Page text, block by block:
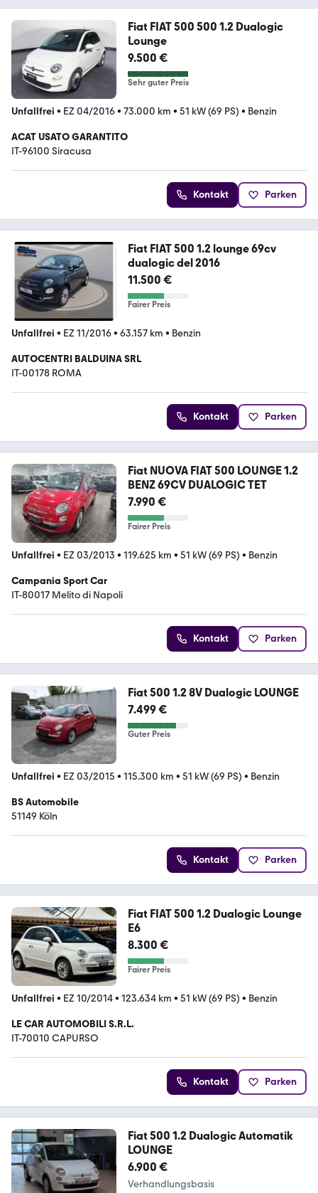
Fiat FIAT 500 500 1.2 Dualogic
Lounge
9.500 €
Sehr guter Preis
Unfallfrei • EZ 04/2016• 73.000 km • 51 kW (69 PS) • Benzin
ACAT USATO GARANTITO
IT-96100 Siracusa
Kontakt Parken
Fiat FIAT 500 1.2 lounge 69cv
dualogic del 2016
11.500 €
Fairer Preis
Unfallfrei • EZ 11/2016• 63.157 km • Benzin
AUTOCENTRI BALDUINA SRL
IT-00178 ROMA
Kontakt Parken
Fiat NUOVA FIAT 500 LOUNGE 1.2
BENZ 69CV DUALOGIC TET
7.990 €
Fairer Preis
Unfallfrei • EZ 03/2013 • 119.625 km • 51 kW (69 PS) • Benzin
Campania Sport Car
IT-80017 Melito di Napoli
Kontakt Parken
Fiat 500 1.2 8V Dualogic LOUNGE
7.499 €
Guter Preis
Unfallfrei • EZ 03/2015 • 115.300 km • 51 kW (69 PS) • Benzin
BS Automobile
51149 Köln
Kontakt Parken
Fiat FIAT 500 1.2 Dualogic Lounge
E6
8.300 €
Fairer Preis
Unfallfrei • EZ 10/2014• 123.634 km • 51 kW (69 PS) • Benzin
LE CAR AUTOMOBILI S.R.L.
IT-70010 CAPURSO
Kontakt Parken
Fiat 500 1.2 Dualogic Automatik
LOUNGE
6.900 €
Verhandlungsbasis